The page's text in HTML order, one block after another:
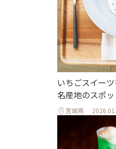
いちごスイー
名産地のスポ
宮城県